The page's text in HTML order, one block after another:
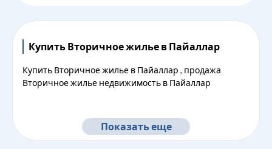
Купить Вторичное жилье в Пайаллар
Купить Вторичное жилье в Пайаллар , продажа
Вторичное жилье недвижимость в Пайаллар
Показать еще